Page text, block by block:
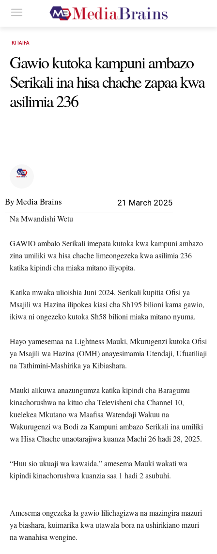
KITAIFA
Gawio kutoka kampuni ambazo
Serikali ina hisa chache zapaa kwa
asilimia 236
ByMedia Brains 21 March 2025
Na Mwandishi Wetu
GAWIO ambalo Serikali imepata kutoka kwa kampuni ambazo
zina umiliki wa hisa chache limeongezeka kwa asilimia 236
katika kipindi cha miaka mitano iliyopita.
Katika mwaka ulioishia Juni 2024, Serikali kupitia Ofisi ya
Msajili wa Hazina ilipokea kiasi cha Sh195 bilioni kama gawio,
ikiwa ni ongezeko kutoka Sh58 bilioni miaka mitano nyuma.
Hayo yamesemaa na Lightness Mauki, Mkurugenzi kutoka Ofisi
ya Msajili wa Hazina (OMH) anayesimamia Utendaji, Ufuatiliaji
na Tathimini-Mashirika ya Kibiashara.
Mauki alikuwa anazungumza katika kipindi cha Baragumu
kinachorushwa na kituo cha Televisheni cha Channel 10,
kuelekea Mkutano wa Maafisa Watendaji Wakuu na
Wakurugenzi wa Bodi za Kampuni ambazo Serikali ina umiliki
wa Hisa Chache unaotarajiwa kuanza Machi 26 hadi 28, 2025.
“Huu sio ukuaji wa kawaida,” amesema Mauki wakati wa
kipindi kinachorushwa kuanzia saa 1 hadi 2 asubuhi.
Amesema ongezeka la gawio lilichagizwa na mazingira mazuri
ya biashara, kuimarika kwa utawala bora na ushirikiano mzuri
na wanahisa wengine.